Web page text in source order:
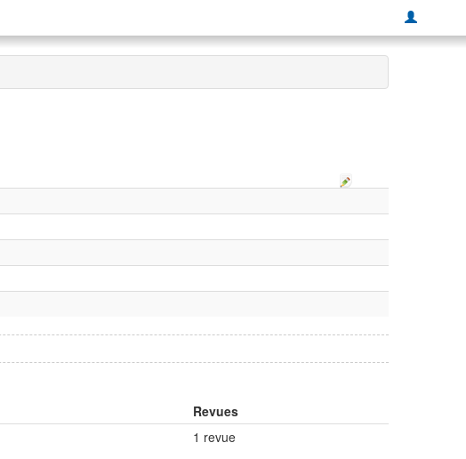
Revues
1 revue